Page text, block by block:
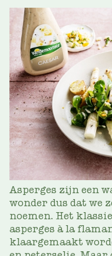
Asperges zijn een
wonder dus dat we
noemen. Het
asperges à la
klaargemaakt